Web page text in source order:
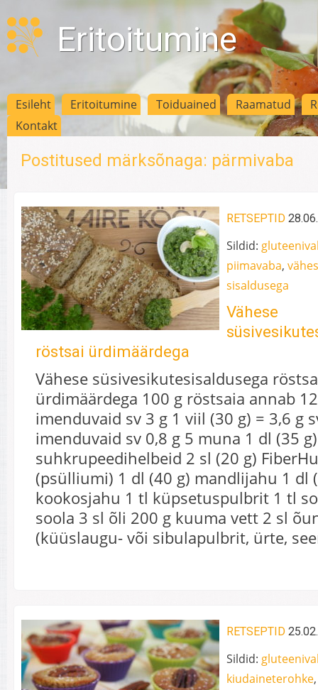
Eritoitumine
Esileht Eritoitumine Toiduained Raamatud
Kontakt
Postitused märksõnaga: pärmivaba
RETSEPTID
Sildid:
piimavaba,
sisaldusega
Vähese
röstsai ürdimäärdega
Vähese süsivesikutesisaldusega
ürdimäärdega 100 g röstsaia annab
imenduvaid sv 3 g 1 viil (30 g) = 3,6 g
imenduvaid sv 0,8 g 5 muna 1 dl (35
suhkrupeedihelbeid 2 sl (20 g)
(psülliumi) 1 dl (40 g) mandlijahu 1 dl
kookosjahu 1 tl küpsetuspulbrit 1 tl
soola 3 sl õli 200 g kuuma vett 2 sl
(küüslaugu- või sibulapulbrit, ürte,
RETSEPTID
Sildid:
kiudaineterohke